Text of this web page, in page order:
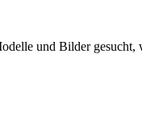
und Bilder gesucht,